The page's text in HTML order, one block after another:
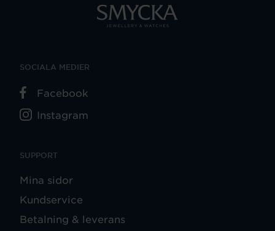
SUPPORT
Mina sidor
Kundservice
Betalning & leverans
SOCIALA MEDIER
Facebook
Instagram